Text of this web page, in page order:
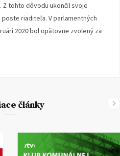
Z tohto dôvodu ukončil svoje
riaditeľa. V parlamentných
2020 bol opätovne zvolený za
články